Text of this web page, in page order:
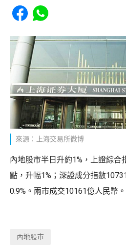
Share to Facebook
Share to WhatsApp
來源：上海交易所微博
內地股市半日升約1%，上證綜合
點，升幅1%；深證成分指數
0.9%。兩市成交10161億人民幣
內地股市